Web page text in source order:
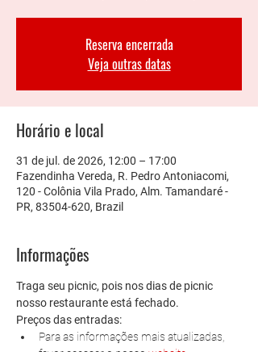
Reserva encerrada
Veja outras datas
Horário e local
31 de jul. de 2026, 12:00 – 17:00
Fazendinha Vereda, R. Pedro Antoniacomi,
120 - Colônia Vila Prado, Alm. Tamandaré -
PR, 83504-620, Brazil
Informações
Traga seu picnic, pois nos dias de picnic
nosso restaurante está fechado.
Preços das entradas:
Para as informações mais atualizadas,